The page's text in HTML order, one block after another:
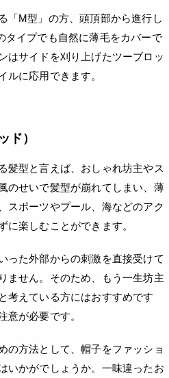
「M型」の方、頭頂部から進行し
タイプでも自然に薄毛をカバーで
はサイドを刈り上げたツーブロッ
ルに応用できます。
ド）
髪型と言えば、おしゃれ坊主やス
のせいで髪型が崩れてしまい、薄
スポーツやプール、海などのアク
に楽しむことができます。
った外部からの刺激を直接受けて
ません。そのため、もう一生坊主
考えている方にはおすすめです
意が必要です。
の方法として、帽子をファッショ
いかがでしょうか。一味違ったお